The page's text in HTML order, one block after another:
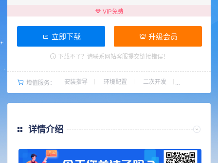
VIP免费
立即下载 升级会员
下载不了？请联系网站客服提交链接错误！
增值服务： 安装指导 环境配置 二次开发
详情介绍